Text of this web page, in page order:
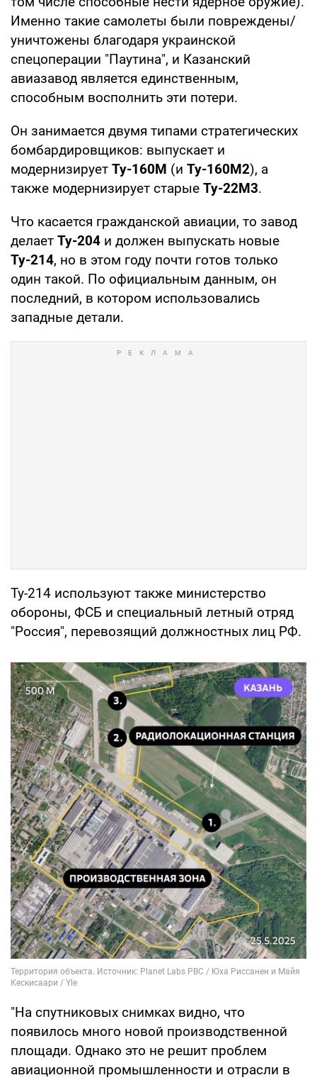
Именно такие самолеты были повреждены/
уничтожены благодаря украинской
спецоперации "Паутина", и Казанский
авиазавод является единственным,
способным восполнить эти потери.
Он занимается двумя типами стратегических
бомбардировщиков: выпускает и
модернизирует Ту-160М (и Ту-160М2), а
также модернизирует старые Ту-22М3.
Что касается гражданской авиации, то завод
делает Ту-204 и должен выпускать новые
Ту-214, но в этом году почти готов только
один такой. По официальным данным, он
последний, в котором использовались
западные детали.
Ту-214 используют также министерство
обороны, ФСБ и специальный летный отряд
"Россия", перевозящий должностных лиц РФ.
"На спутниковых снимках видно, что
появилось много новой производственной
площади. Однако это не решит проблем
авиационной промышленности и отрасли в